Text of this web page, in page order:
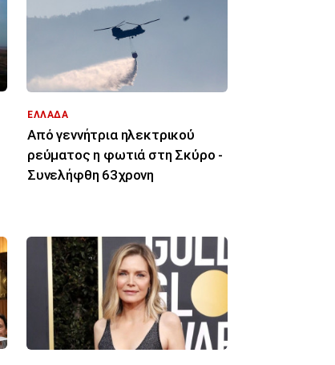
ΕΛΛΑΔΑ
Από γεννήτρια ηλεκτρικού
ρεύματος η φωτιά στη Σκύρο -
Συνελήφθη 63χρονη